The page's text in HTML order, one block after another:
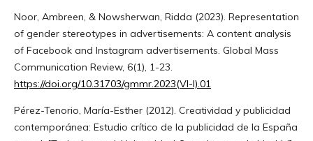
Noor, Ambreen, & Nowsherwan, Ridda (2023). Representation
of gender stereotypes in advertisements: A content analysis
of Facebook and Instagram advertisements. Global Mass
Communication Review, 6(1), 1-23.
https://doi.org/10.31703/gmmr.2023(VI-I).01
Pérez-Tenorio, María-Esther (2012). Creatividad y publicidad
contemporánea: Estudio crítico de la publicidad de la España